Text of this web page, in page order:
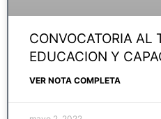
CONVOCATORIA AL
EDUCACION Y
VER NOTA COMPLETA